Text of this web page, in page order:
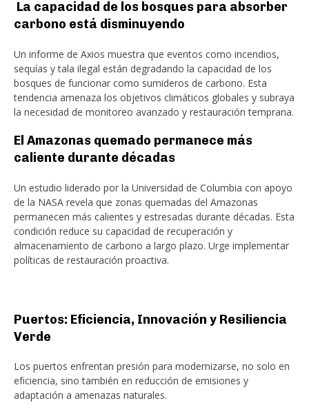
La capacidad de los bosques para absorber
carbono está disminuyendo
Un informe de Axios muestra que eventos como incendios,
sequías y tala ilegal están degradando la capacidad de los
bosques de funcionar como sumideros de carbono. Esta
tendencia amenaza los objetivos climáticos globales y subraya
la necesidad de monitoreo avanzado y restauración temprana.
El Amazonas quemado permanece más
caliente durante décadas
Un estudio liderado por la Universidad de Columbia con apoyo
de la NASA revela que zonas quemadas del Amazonas
permanecen más calientes y estresadas durante décadas. Esta
condición reduce su capacidad de recuperación y
almacenamiento de carbono a largo plazo. Urge implementar
políticas de restauración proactiva.
Puertos: Eficiencia, Innovación y Resiliencia
Verde
Los puertos enfrentan presión para modernizarse, no solo en
eficiencia, sino también en reducción de emisiones y
adaptación a amenazas naturales.